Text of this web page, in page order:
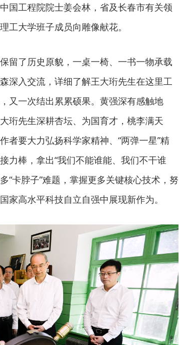
国工程院院士姜会林，省及长春市有关领
工大学班子成员向雕像献花。
留了历史原貌，一桌一椅、一书一物承载
深入交流，详细了解王大珩先生在这里工
又一次结出累累硕果。黄强深有感触地
珩先生深耕杏坛、为国育才，桃李满天
者要大力弘扬科学家精神、“两弹一星”精
力棒，拿出“我们不能谁能、我们不干谁
“卡脖子”难题，掌握更多关键核心技术，努
家高水平科技自立自强中展现新作为。